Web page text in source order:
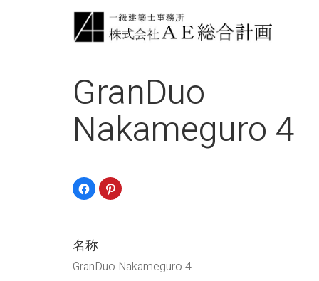
GranDuo
Nakameguro 4
Facebook
で
に
は
ク
リ
ッ
ク
リ
有
(新
名称
GranDuo Nakameguro 4